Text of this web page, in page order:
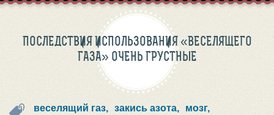
ПОСЛЕДСТВИЯ ИСПОЛЬЗОВАНИЯ «ВЕСЕЛЯЩЕГО
ГАЗА» ОЧЕНЬ ГРУСТНЫЕ
веселящий газ, закись азота, мозг,